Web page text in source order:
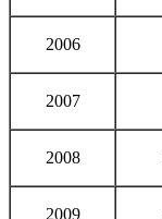
2006
2007
2008
2009